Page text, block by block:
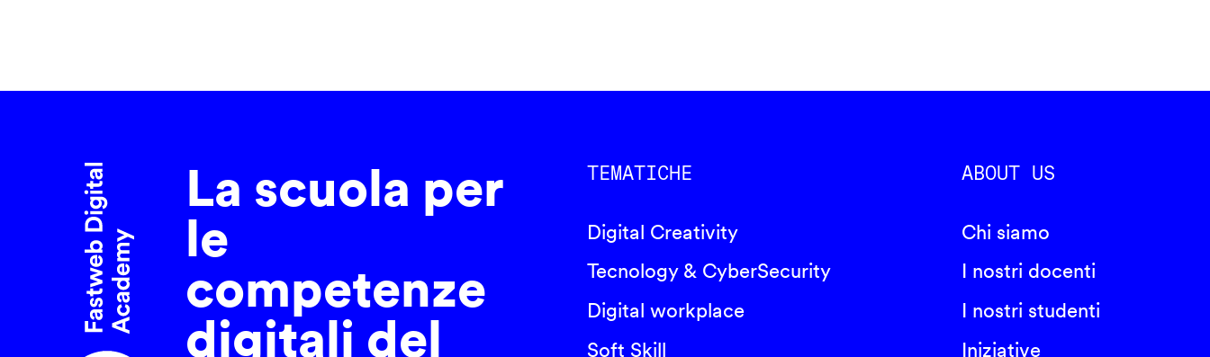
La scuola per
le
competenze
digitali del
TEMATICHE
Digital Creativity
Tecnology & CyberSecurity
Digital workplace
Soft Skill
ABOUT US
Chi siamo
I nostri docenti
I nostri studenti
Iniziative